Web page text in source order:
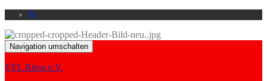
Navigation umschalten
VFL Riesa e.V.